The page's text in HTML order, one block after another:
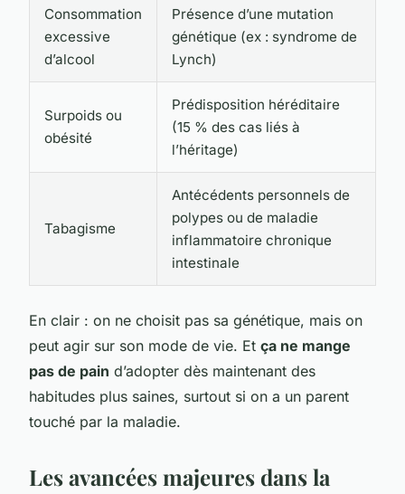
Consommation
excessive
d’alcool
Présence d’une mutation
génétique (ex : syndrome de
Lynch)
Surpoids ou
obésité
Prédisposition héréditaire
(15 % des cas liés à
l’héritage)
Tabagisme
Antécédents personnels de
polypes ou de maladie
inflammatoire chronique
intestinale
En clair : on ne choisit pas sa génétique, mais on
peut agir sur son mode de vie. Et ça ne mange
pas de pain d’adopter dès maintenant des
habitudes plus saines, surtout si on a un parent
touché par la maladie.
Les avancées majeures dans la